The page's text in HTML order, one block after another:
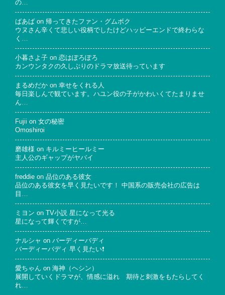
の…
ばあば on 帰ってきたファン・グムボク
ウヌさん辛くて悲しい役柄でしたけどハッピーエンドで終わらな
く…
小暮さよ子 on 恋はぽろぽろ
カンウンタクの久しぶりのドラマ放送待っています
まるめだか on 幸せをくれる人
毎日楽しんで観ています。ハユン役の子がかわいくてたまりませ
ん…
Fujii on 女の秘密
Omoshiroi
磨雄様 on キルミーヒールミー
主人公のギャップがヤバイ
freddie on 品位のある彼女
品位のある彼女を早く見たいです！ 中国系の販売会社の広告は
目…
ミヨン on
TV小説 星になって光る
星になって輝くですが…
ナルシャ on バーディーバディ
バーディーバディ 早く見たい❗
愛ちゃん on 海神（ヘシン）
展開していくドラマが、情感に溢れ 期待と刺激をもたらしてく
れ…